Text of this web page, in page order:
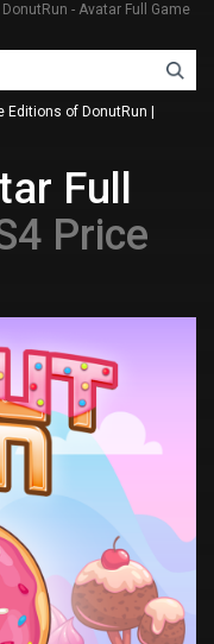
DonutRun - Avatar Full Game
Editions of DonutRun
Full
Price